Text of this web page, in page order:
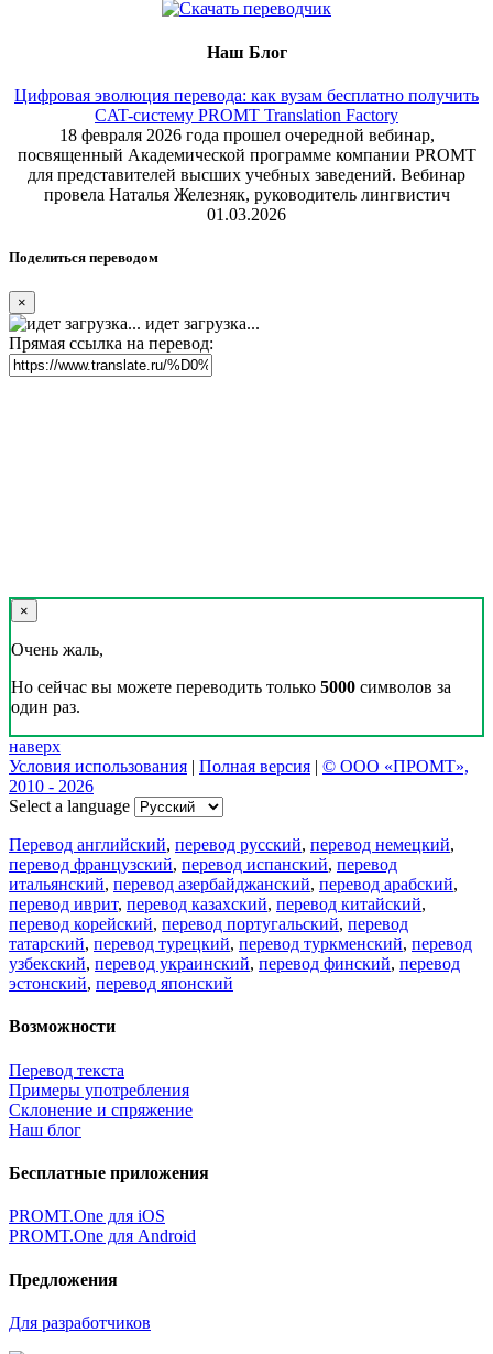
Наш Блог
Цифровая эволюция перевода: как вузам бесплатно получить
CAT-систему PROMT Translation Factory
18 февраля 2026 года прошел очередной вебинар,
посвященный Академической программе компании PROMT
для представителей высших учебных заведений. Вебинар
провела Наталья Железняк, руководитель лингвистич
01.03.2026
Поделиться переводом
×
идет загрузка...
Прямая ссылка на перевод:
×
Очень жаль,
Но сейчас вы можете переводить только 5000 символов за
один раз.
наверх
Условия использования | Полная версия | © ООО «ПРОМТ»,
2010 - 2026
Select a language
Перевод английский, перевод русский, перевод немецкий,
перевод французский, перевод испанский, перевод
итальянский, перевод азербайджанский, перевод арабский,
перевод иврит, перевод казахский, перевод китайский,
перевод корейский, перевод португальский, перевод
татарский, перевод турецкий, перевод туркменский, перевод
узбекский, перевод украинский, перевод финский, перевод
эстонский, перевод японский
Возможности
Перевод текста
Примеры употребления
Склонение и спряжение
Наш блог
Бесплатные приложения
PROMT.One для iOS
PROMT.One для Android
Предложения
Для разработчиков